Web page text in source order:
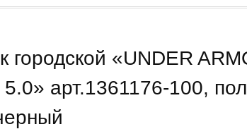
городской «UNDER
арт.1361176-100,